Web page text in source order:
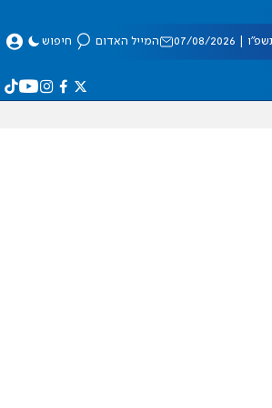
08/2026 המייל האדום חיפוש